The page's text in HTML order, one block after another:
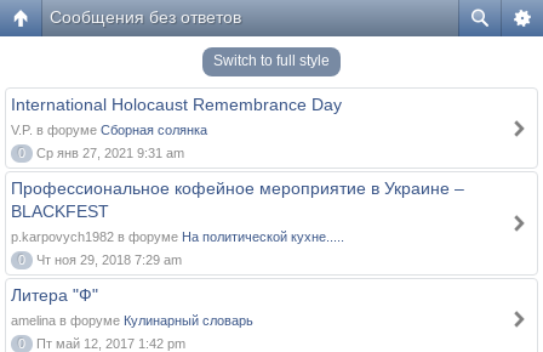
Сообщения без ответов
Switch to full style
International Holocaust Remembrance Day
V.P. в форуме Сборная солянка
0
Ср янв 27, 2021 9:31 am
Профессиональное кофейное мероприятие в Украине –
BLACKFEST
p.karpovych1982 в форуме На политической кухне.....
0
Чт ноя 29, 2018 7:29 am
Литера "Ф"
amelina в форуме Кулинарный словарь
0
Пт май 12, 2017 1:42 pm